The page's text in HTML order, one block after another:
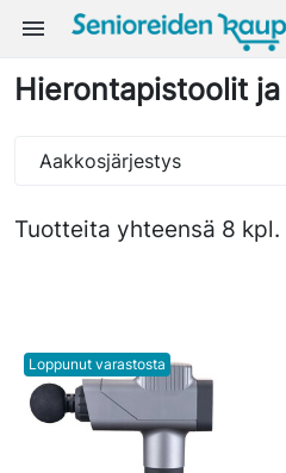
menu
Hierontapistoolit
Tuotteita yhteensä 8 kpl.
Aakkosjärjestys
Loppunut varastosta